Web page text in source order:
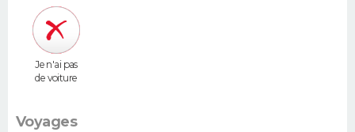
Je n'ai pas
de voiture
Voyages